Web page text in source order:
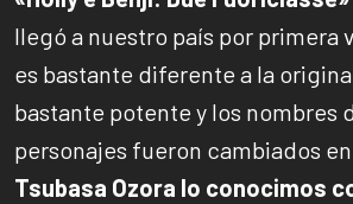
llegó a nuestro país por primera
es bastante diferente a la
bastante potente y los nombres
personajes fueron cambiados
Tsubasa Ozora lo conocimos